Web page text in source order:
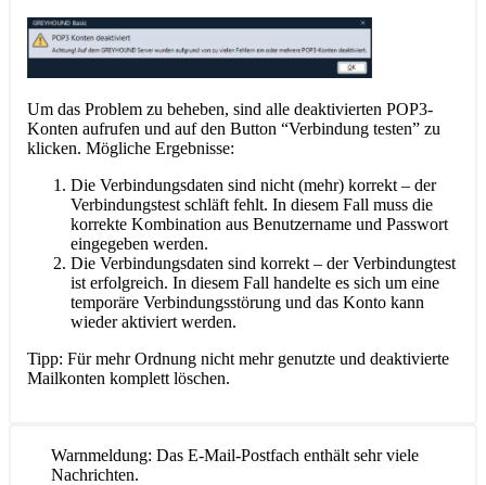
Um das Problem zu beheben, sind alle deaktivierten POP3-
Konten aufrufen und auf den Button “Verbindung testen” zu
klicken. Mögliche Ergebnisse:
Die Verbindungsdaten sind nicht (mehr) korrekt – der
Verbindungstest schläft fehlt. In diesem Fall muss die
korrekte Kombination aus Benutzername und Passwort
eingegeben werden.
Die Verbindungsdaten sind korrekt – der Verbindungtest
ist erfolgreich. In diesem Fall handelte es sich um eine
temporäre Verbindungsstörung und das Konto kann
wieder aktiviert werden.
Tipp: Für mehr Ordnung nicht mehr genutzte und deaktivierte
Mailkonten komplett löschen.
Warnmeldung: Das E-Mail-Postfach enthält sehr viele
Nachrichten.